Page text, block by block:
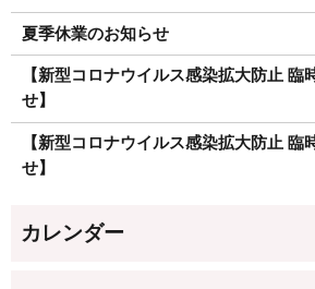
夏季休業のお知らせ
【新型コロナウイルス感染拡大防止 臨
せ】
【新型コロナウイルス感染拡大防止 臨
せ】